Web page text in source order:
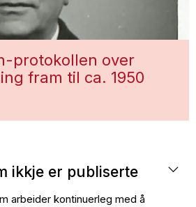
protokollen over
fram til ca. 1950
ikkje er publiserte
arbeider kontinuerleg med å